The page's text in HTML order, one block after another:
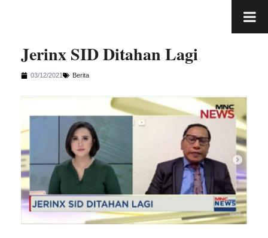
Jerinx SID Ditahan Lagi
03/12/2021 Berita